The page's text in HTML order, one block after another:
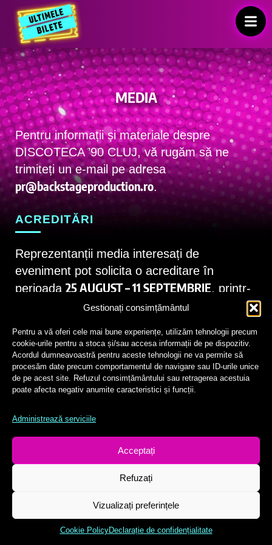
Gestionați consimțământul
Pentru a vă oferi cele mai bune experiențe, utilizăm tehnologii precum
cookie-urile pentru a stoca și/sau accesa informații de pe dispozitiv.
Acordul dumneavoastră pentru aceste tehnologii ne va permite să
procesăm date precum comportamentul de navigare sau ID-urile unice
de pe acest site. Refuzul consimțământului sau retragerea acestuia
poate afecta negativ anumite caracteristici și funcții.
Administrează serviciile
Acceptați
Refuzați
Vizualizați preferințele
Cookie PolicyDeclarație de confidențialitate
MEDIA
Pentru informații și materiale despre
DISCOTECA ’90 CLUJ, vă rugăm să ne
trimiteți un e-mail pe adresa
pr@backstageproduction.ro.
ACREDITĂRI
​Reprezentanții media interesați de
eveniment pot solicita o acreditare în
perioada 25 AUGUST – 11 SEPTEMBRIE, printr-
un e-mail pe adresa
​IMPORTANT! Locurile dedicate
​Ne rezervăm dreptul de a selecta instituțiile
media acreditate după tipul lor, aria de
acoperire, reputație și relevanță, istoricul
colaborării.
COPYRIGHT ©2025, DISCOTECA ’90 CLUJ